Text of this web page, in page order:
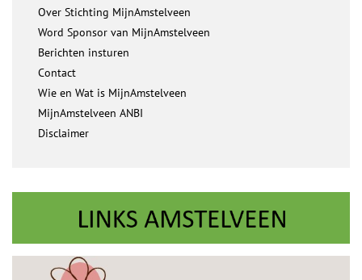
Over Stichting MijnAmstelveen
Word Sponsor van MijnAmstelveen
Berichten insturen
Contact
Wie en Wat is MijnAmstelveen
MijnAmstelveen ANBI
Disclaimer